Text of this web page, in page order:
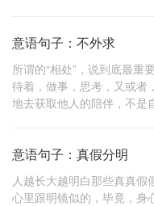
意语句子：不外求
所谓的“相处”，说到底最重
待着，做事，思考，又或者
地去获取他人的陪伴，不是
意语句子：真假分明
人越长大越明白那些真真假
心里跟明镜似的，毕竟，身